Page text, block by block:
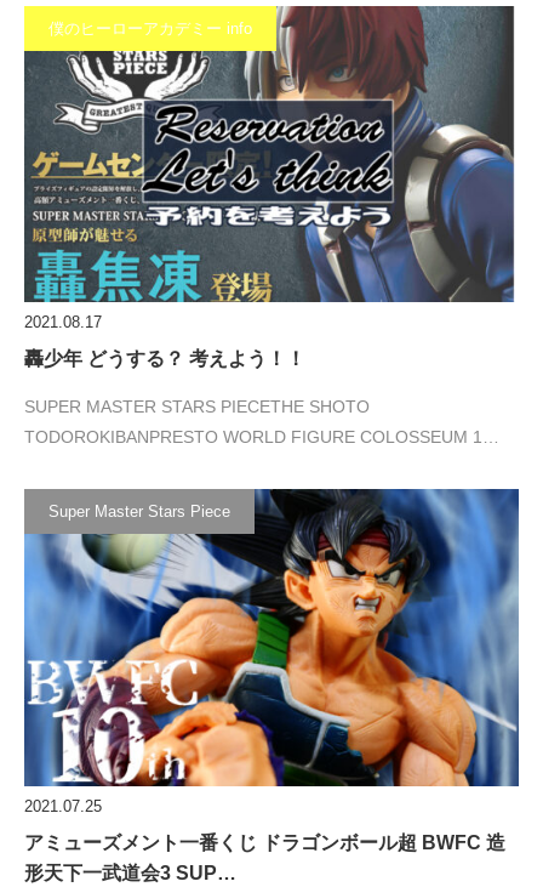
僕のヒーローアカデミー info
2021.08.17
轟少年 どうする？ 考えよう！！
SUPER MASTER STARS PIECETHE SHOTO
TODOROKIBANPRESTO WORLD FIGURE COLOSSEUM 1…
Super Master Stars Piece
2021.07.25
アミューズメント一番くじ ドラゴンボール超 BWFC 造
形天下一武道会3 SUP…